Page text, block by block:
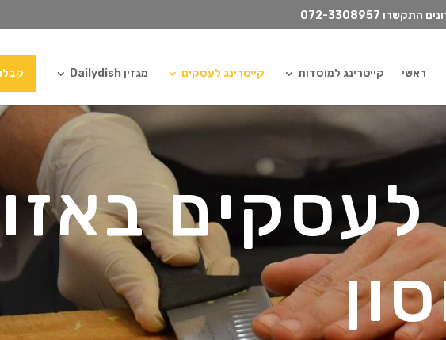
072-3308957
ראשי קייטרינג למוסדות קייטרינג לעסקים מגזין Dailydish
לעסקים